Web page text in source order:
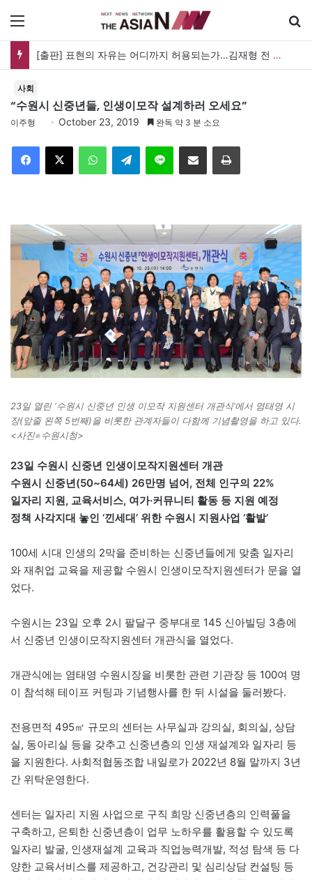
[출판] 표현의 자유는 어디까지 허용되는가…김재형 전 대법관 ‘언론과 인격권’
사회
“수원시 신중년들, 인생이모작 설계하러 오세요”
이주형 October 23, 2019 완독 약 3 분 소요
Telegram 이메일
23일 열린 ‘수원시 신중년 인생 이모작 지원센터 개관식’에서 염태영 시
장(앞줄 왼쪽 5번째)을 비롯한 관계자들이 다함께 기념촬영을 하고 있다.
<사진=수원시청>
23일 수원시 신중년 인생이모작지원센터 개관
수원시 신중년(50~64세) 26만명 넘어, 전체 인구의 22%
일자리 지원, 교육서비스, 여가·커뮤니티 활동 등 지원 예정
정책 사각지대 놓인 ‘낀세대’ 위한 수원시 지원사업 ‘활발’
100세 시대 인생의 2막을 준비하는 신중년들에게 맞춤 일자리
와 재취업 교육을 제공할 수원시 인생이모작지원센터가 문을 열
었다.
수원시는 23일 오후 2시 팔달구 중부대로 145 신아빌딩 3층에
서 신중년 인생이모작지원센터 개관식을 열었다.
개관식에는 염태영 수원시장을 비롯한 관련 기관장 등 100여 명
이 참석해 테이프 커팅과 기념행사를 한 뒤 시설을 둘러봤다.
전용면적 495㎡ 규모의 센터는 사무실과 강의실, 회의실, 상담
실, 동아리실 등을 갖추고 신중년층의 인생 재설계와 일자리 등
을 지원한다. 사회적협동조합 내일로가 2022년 8월 말까지 3년
간 위탁운영한다.
센터는 일자리 지원 사업으로 구직 희망 신중년층의 인력풀을
구축하고, 은퇴한 신중년층이 업무 노하우를 활용할 수 있도록
일자리 발굴, 인생재설계 교육과 직업능력개발, 적성 탐색 등 다
양한 교육서비스를 제공하고, 건강관리 및 심리상담 컨설팅 등